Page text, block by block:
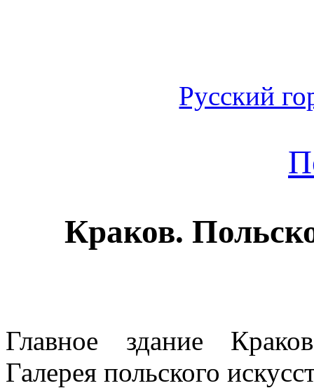
Русский
Краков.
Главное здание
Галерея польского